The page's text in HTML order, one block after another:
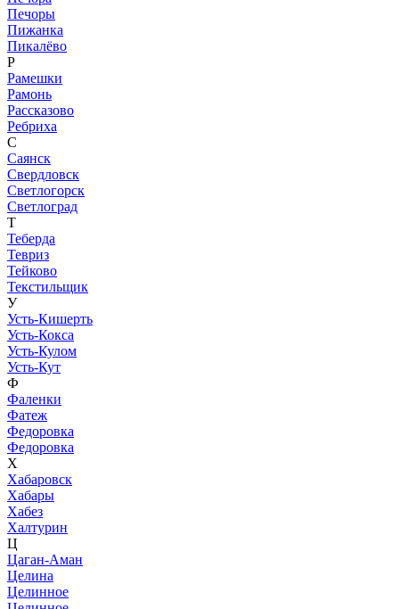
Печоры
Пижанка
Пикалёво
Р
Рамешки
Рамонь
Рассказово
Ребриха
С
Саянск
Свердловск
Светлогорск
Светлоград
Т
Теберда
Тевриз
Тейково
Текстильщик
У
Усть-Кишерть
Усть-Кокса
Усть-Кулом
Усть-Кут
Ф
Фаленки
Фатеж
Федоровка
Федоровка
Х
Хабаровск
Хабары
Хабез
Халтурин
Ц
Цаган-Аман
Целина
Целинное